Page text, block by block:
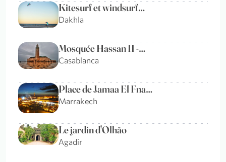
Kitesurf et windsurf…
Dakhla
Mosquée Hassan II -…
Casablanca
Place de Jamaa El Fna…
Marrakech
Le jardin d'Olhão
Agadir